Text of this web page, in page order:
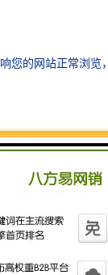
、臭氧消毒
用。随着环
处理技术